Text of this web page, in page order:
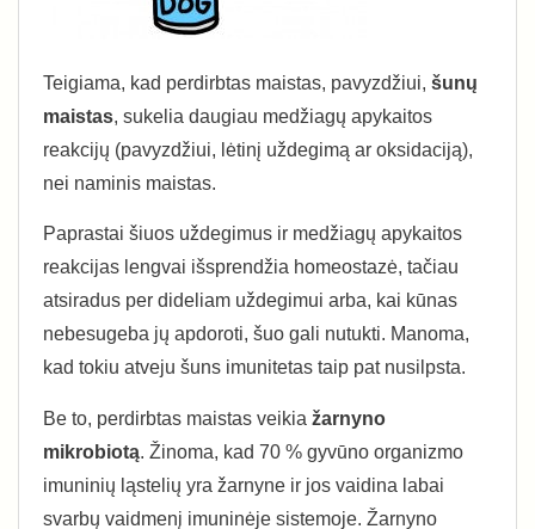
Teigiama, kad perdirbtas maistas, pavyzdžiui, šunų
maistas, sukelia daugiau medžiagų apykaitos
reakcijų (pavyzdžiui, lėtinį uždegimą ar oksidaciją),
nei naminis maistas.
Paprastai šiuos uždegimus ir medžiagų apykaitos
reakcijas lengvai išsprendžia homeostazė, tačiau
atsiradus per dideliam uždegimui arba, kai kūnas
nebesugeba jų apdoroti, šuo gali nutukti. Manoma,
kad tokiu atveju šuns imunitetas taip pat nusilpsta.
Be to, perdirbtas maistas veikia žarnyno
mikrobiotą. Žinoma, kad 70 % gyvūno organizmo
imuninių ląstelių yra žarnyne ir jos vaidina labai
svarbų vaidmenį imuninėje sistemoje. Žarnyno